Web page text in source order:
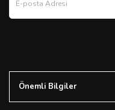
Önemli Bilgiler